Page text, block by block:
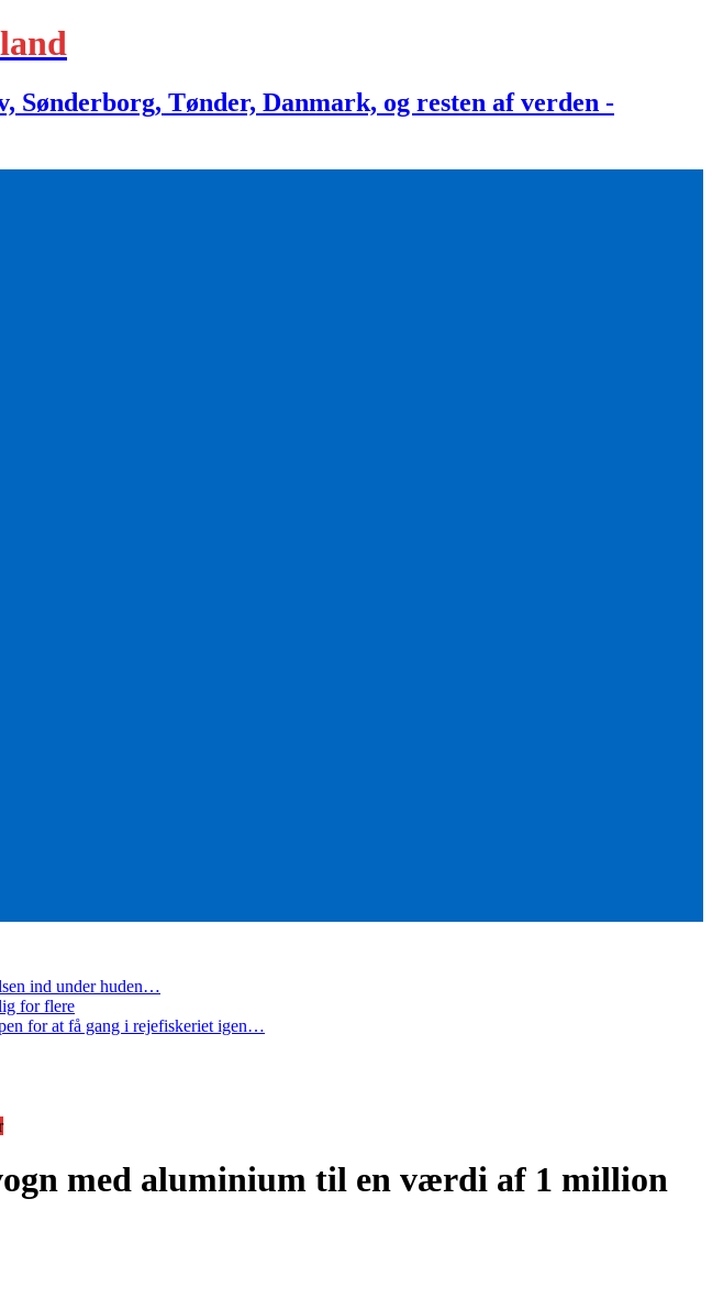
Tønder, Danmark, og resten af verden -
ind under huden…
for flere
for at få gang i rejefiskeriet igen…
med aluminium til en værdi af 1 million